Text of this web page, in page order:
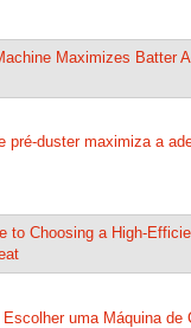
pré-duster maximiza a
uma Máquina de